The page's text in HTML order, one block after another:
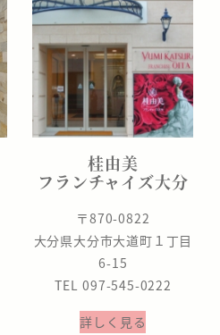
桂由美
フランチャイズ大分
〒870-0822
大分県大分市大道町１丁目
6-15
TEL 097-545-0222
詳しく見る